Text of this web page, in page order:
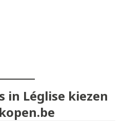
in Léglise kiezen